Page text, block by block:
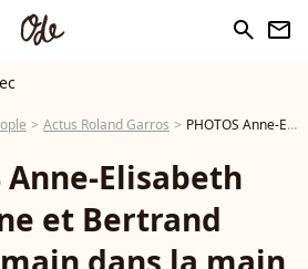
search newsletter
Actus Roland Garros PHOTOS Anne-Elisabeth Lemoine et Bertrand Chameroy main dans la main à Roland-Garros : la finale avec Carlos Alcaraz les sort à peine de leur bulle
Anne-Elisabeth
et Bertrand